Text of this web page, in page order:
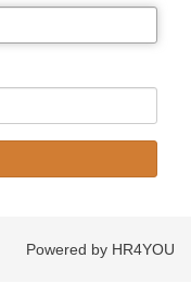
Powered by HR4YOU